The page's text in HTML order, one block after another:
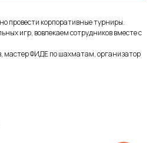
провести корпоративные турниры.
игр, вовлекаем сотрудников вместе с
мастер ФИДЕ по шахматам, организатор